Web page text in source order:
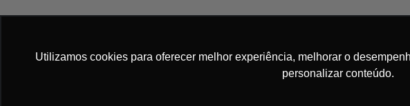
Utilizamos cookies para oferecer melhor experiência, melhorar o
personalizar conteúdo.
Para otimizar sua experiência durante a navegação, fazemos uso